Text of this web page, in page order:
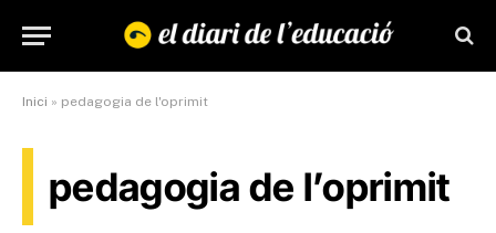
Inici » pedagogia de l'oprimit
pedagogia de l’oprimit